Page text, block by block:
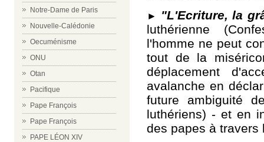
Notre-Dame de Paris
Nouvelle-Calédonie
Oecuménisme
ONU
Otan
Pacifique
Pape François
Pape François
PAPE LÉON XIV
►
"L'Ecriture, la
luthérienne
l'homme ne peut
tout de la
déplacement
avalanche en
future ambiguité
luthériens) - et en
des papes à travers